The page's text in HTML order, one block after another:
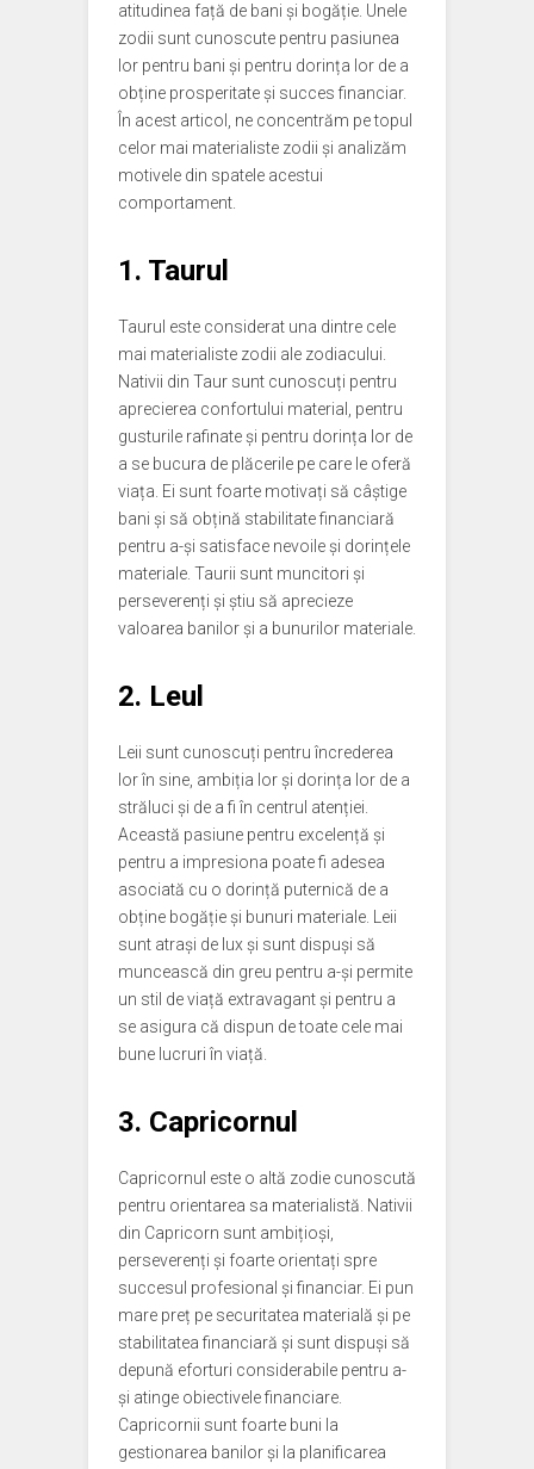
atitudinea față de bani și bogăție. Unele
zodii sunt cunoscute pentru pasiunea
lor pentru bani și pentru dorința lor de a
obține prosperitate și succes financiar.
În acest articol, ne concentrăm pe topul
celor mai materialiste zodii și analizăm
motivele din spatele acestui
comportament.
1. Taurul
Taurul este considerat una dintre cele
mai materialiste zodii ale zodiacului.
Nativii din Taur sunt cunoscuți pentru
aprecierea confortului material, pentru
gusturile rafinate și pentru dorința lor de
a se bucura de plăcerile pe care le oferă
viața. Ei sunt foarte motivați să câștige
bani și să obțină stabilitate financiară
pentru a-și satisface nevoile și dorințele
materiale. Taurii sunt muncitori și
perseverenți și știu să aprecieze
valoarea banilor și a bunurilor materiale.
2. Leul
Leii sunt cunoscuți pentru încrederea
lor în sine, ambiția lor și dorința lor de a
străluci și de a fi în centrul atenției.
Această pasiune pentru excelență și
pentru a impresiona poate fi adesea
asociată cu o dorință puternică de a
obține bogăție și bunuri materiale. Leii
sunt atrași de lux și sunt dispuși să
muncească din greu pentru a-și permite
un stil de viață extravagant și pentru a
se asigura că dispun de toate cele mai
bune lucruri în viață.
3. Capricornul
Capricornul este o altă zodie cunoscută
pentru orientarea sa materialistă. Nativii
din Capricorn sunt ambițioși,
perseverenți și foarte orientați spre
succesul profesional și financiar. Ei pun
mare preț pe securitatea materială și pe
stabilitatea financiară și sunt dispuși să
depună eforturi considerabile pentru a-
și atinge obiectivele financiare.
Capricornii sunt foarte buni la
gestionarea banilor și la planificarea